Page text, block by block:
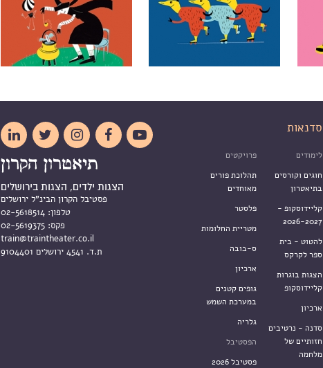
סדנאות
לימודים
חוגים וקורסים
בתיאטרון
קליידוסקופ -
2026-2027
להטוט - בית
ספר לקרקס
הצגות בוגרות
קליידוסקופ
ארכיון
סדנה - נרטיבים
חזותיים של
מלחמה
פרויקטים
תהלוכת פורים
מאוחדים
פלסטר
מטריית החלומות
ס-בובה
ארכיון
גופים קטנים
במערכת השמש
גלריה
הפסטיבל
פסטיבל 2026





הצגות ילדים, הצגות בירושלים
פסטיבל הקרון הבינ"ל ירושלים
טלפון:
פקס:
train@traintheater.co.il
ת.ד. 4541 ירושלים 9104401